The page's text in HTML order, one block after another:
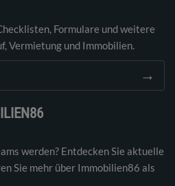
Formulare und weitere
Vermietung und Immobilien.
→
werden? Entdecken Sie aktuelle
Sie mehr über Immobilien86 als